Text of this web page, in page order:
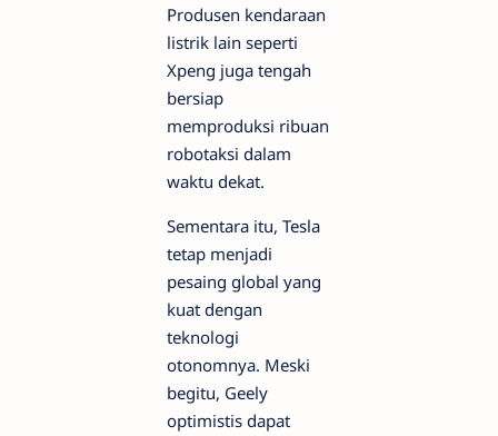
Produsen kendaraan
listrik lain seperti
Xpeng juga tengah
bersiap
memproduksi ribuan
robotaksi dalam
waktu dekat.
Sementara itu, Tesla
tetap menjadi
pesaing global yang
kuat dengan
teknologi
otonomnya. Meski
begitu, Geely
optimistis dapat